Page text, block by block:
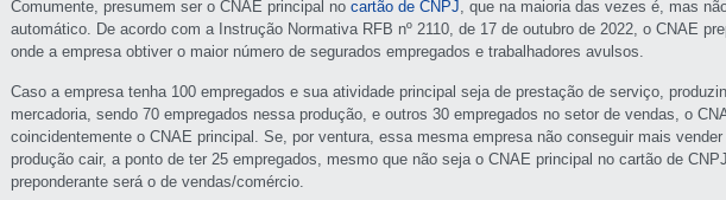
Comumente, presumem ser o CNAE principal nocartão de CNPJ, que na maioria das vezes é, mas
automático. De acordo com a Instrução Normativa RFB nº 2110, de 17 de outubro de 2022, o CNAE
onde a empresa obtiver o maior número de segurados empregados e trabalhadores avulsos.
Caso a empresa tenha 100 empregados e sua atividade principal seja de prestação de serviço,
mercadoria, sendo 70 empregados nessa produção, e outros 30 empregados no setor de vendas, o
coincidentemente o CNAE principal. Se, por ventura, essa mesma empresa não conseguir mais
produção cair, a ponto de ter 25 empregados, mesmo que não seja o CNAE principal no cartão de
preponderante será o de vendas/comércio.